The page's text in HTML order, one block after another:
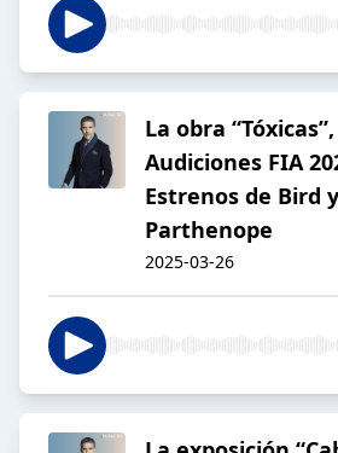
La obra
Audiciones FIA
Estrenos de Bird y
Parthenope
2025-03-26